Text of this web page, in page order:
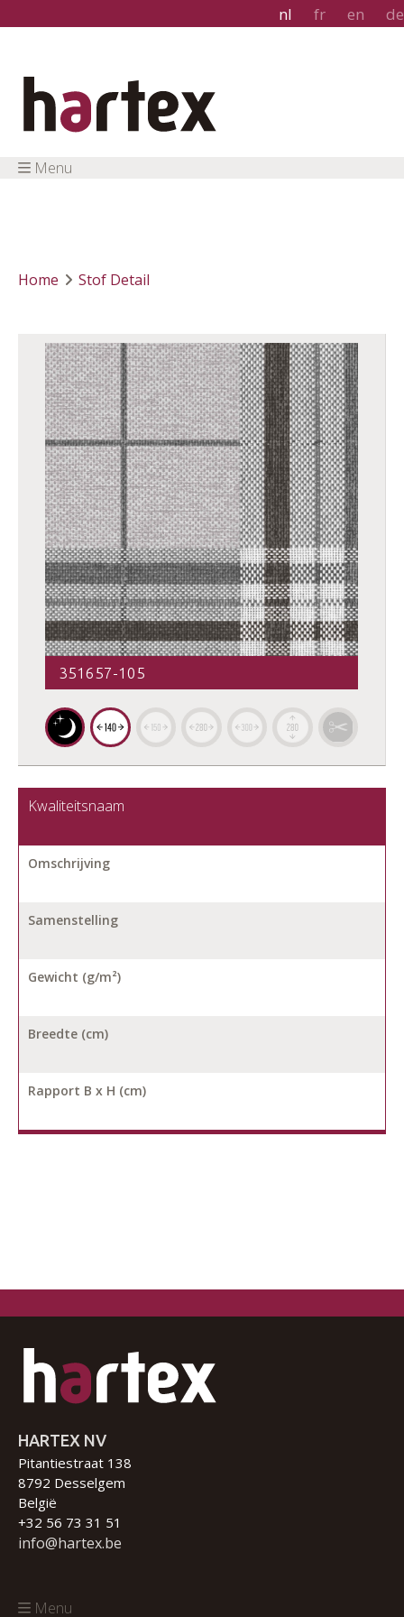
nl fr en de
Menu
Home Stof Detail
351657-105
Kwaliteitsnaam
Omschrijving
Samenstelling
Gewicht (g/m²)
Breedte (cm)
Rapport B x H (cm)
HARTEX NV
Pitantiestraat 138
8792 Desselgem
België
+32 56 73 31 51
info@hartex.be
Menu